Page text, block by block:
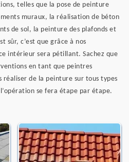
telles que la pose de peinture
muraux, la réalisation de béton
de sol, la peinture des plafonds et
sûr, c’est que grâce à nos
intérieur sera pétillant. Sachez que
en tant que peintres
réaliser de la peinture sur tous types
se fera étape par étape.